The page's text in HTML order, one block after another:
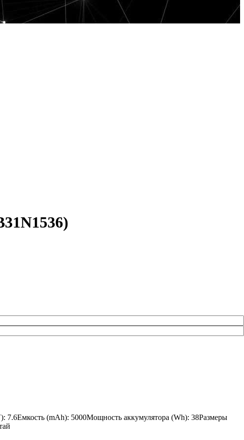
7.6Емкость (mAh): 5000Мощность аккумулятора (Wh): 38Размеры